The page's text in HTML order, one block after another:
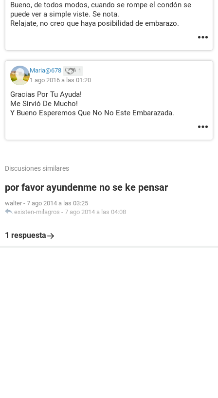
Bueno, de todos modos, cuando se rompe el condón se
puede ver a simple viste. Se nota.
Relajate, no creo que haya posibilidad de embarazo.
Maria@678 1
1 ago 2016 a las 01:20
Gracias Por Tu Ayuda!
Me Sirvió De Mucho!
Y Bueno Esperemos Que No No Este Embarazada.
Discusiones similares
por favor ayundenme no se ke pensar
walter - 7 ago 2014 a las 03:25
existen-milagros - 7 ago 2014 a las 04:08
1 respuesta